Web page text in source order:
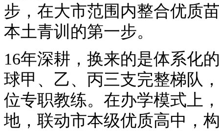
步，在大市范围内整合优质
本土青训的第一步。
16年深耕，换来的是体系化
球甲、乙、丙三支完整梯队
位专职教练。在办学模式上
地，联动市本级优质高中，